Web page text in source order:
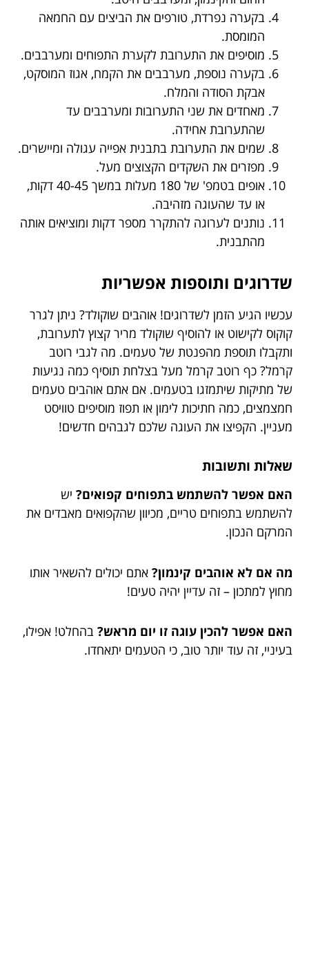
בקערה נפרדת, טורפים את הביצים עם החמאה
המומסת.
מוסיפים את התערובת לקערת התפוחים ומערבבים.
בקערה נוספת, מערבבים את הקמח, אגוז המוסקט,
אבקת הסודה והמלח.
מאחדים את שני התערובות ומערבבים עד
שהתערובת אחידה.
שמים את התערובת בתבנית אפייה עגולה ומיישרים.
מפזרים את השקדים הקצוצים מעל.
אופים בטמפ' של 180 מעלות במשך 40-45 דקות,
או עד שהעוגה מזהיבה.
נותנים לערוגה להתקרר מספר דקות ומוציאים אותה
מהתבנית.
שדרוגים ותוספות אפשריות
עכשיו הגיע הזמן לשדרוגים! אוהבים שוקולד? ניתן לגרר
קוקוס לקישוט או להוסיף שוקולד מריר קצוץ לתערובת,
ותקבלו תוספת מהפנטת של טעמים. מה לגבי רוטב
קרמל? כף רוטב קרמל מעל בצלחת תוסיף כמה נגיעות
של מתיקות שיתמזגו בטעמים. אם אתם אוהבים טעמים
חמצמצים, כמה חתיכות לימון או תפוז מוסיפים טוויסט
מעניין. הקפיצו את העוגה שלכם לגבהים חדשים!
שאלות ותשובות
האם אפשר להשתמש בתפוחים קפואים? יש
להשתמש בתפוחים טריים, מכיוון שהקפואים מאבדים את
המרקם הנכון.
מה אם לא אוהבים קינמון? אתם יכולים להשאיר אותו
מחוץ למתכון – זה עדיין יהיה טעים!
האם אפשר להכין עוגה זו יום מראש? בהחלט! אפילו,
בעיניי, זה עוד יותר טוב, כי הטעמים יתאחדו.